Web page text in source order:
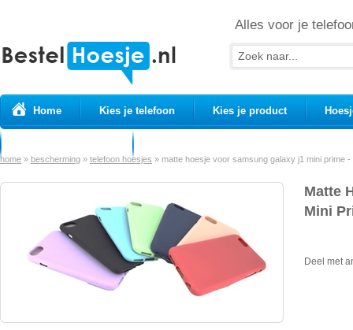
Alles voor je
Home Kies je telefoon Kies je product
home » bescherming » telefoon hoesjes » matte hoesje voor samsung galaxy j1 mini prime
Matte
Mini
Deel met